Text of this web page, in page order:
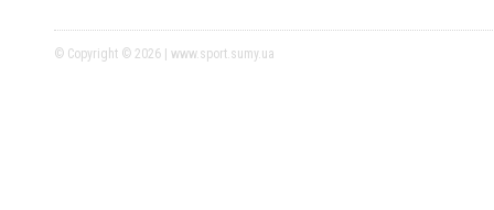
© Copyright © 2026 | www.sport.sumy.ua